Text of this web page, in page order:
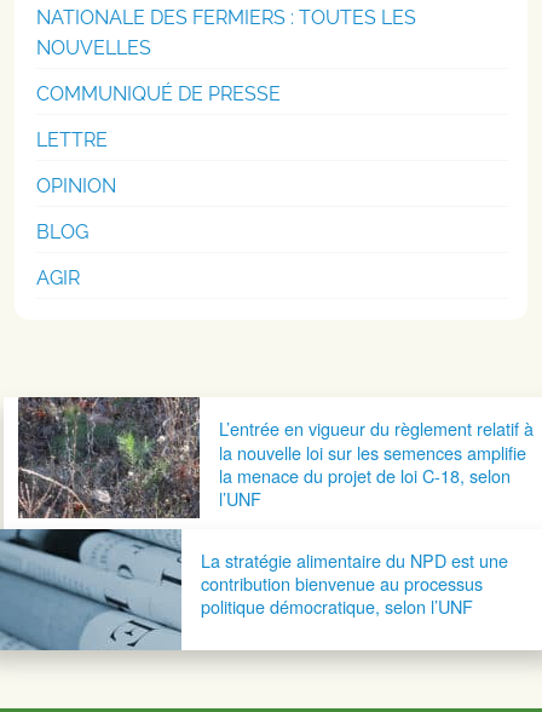
NATIONALE DES FERMIERS : TOUTES LES
NOUVELLES
COMMUNIQUÉ DE PRESSE
LETTRE
OPINION
BLOG
AGIR
Navigation postaleL’entrée en vigueur du règlement relatif à
la nouvelle loi sur les semences amplifie
la menace du projet de loi C-18, selon
l’UNF
La stratégie alimentaire du NPD est une
contribution bienvenue au processus
politique démocratique, selon l’UNF